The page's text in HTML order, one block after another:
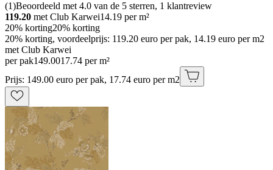
(1)Beoordeeld met 4.0 van de 5 sterren, 1 klantreview
119.20 met Club Karwei14.19 per m²
20% korting20% korting
20% korting, voordeelprijs: 119.20 euro per pak, 14.19 euro per m2
met Club Karwei
per pak149.0017.74 per m²
Prijs: 149.00 euro per pak, 17.74 euro per m2